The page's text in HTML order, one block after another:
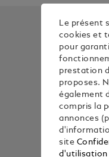
Le présent
cookies et
pour
prestation
proposes.
également
compris la
annonces
site
d'utilisation